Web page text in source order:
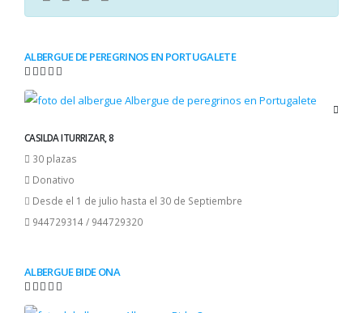
ALBERGUE DE PEREGRINOS EN PORTUGALETE
CASILDA ITURRIZAR, 8
30 plazas
Donativo
Desde el 1 de julio hasta el 30 de Septiembre
944729314 / 944729320
ALBERGUE BIDE ONA